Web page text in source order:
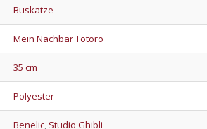
Buskatze
Mein Nachbar Totoro
35 cm
Polyester
Benelic, Studio Ghibli